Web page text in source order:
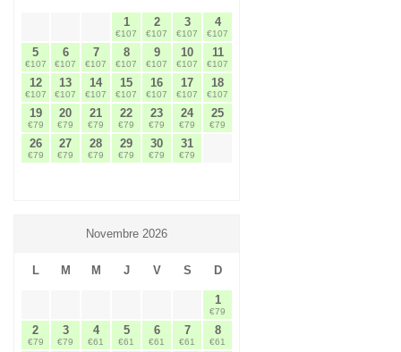
1
€107
2
€107
3
€107
4
€107
5
€107
6
€107
7
€107
8
€107
9
€107
10
€107
11
€107
12
€107
13
€107
14
€107
15
€107
16
€107
17
€107
18
€107
19
€79
20
€79
21
€79
22
€79
23
€79
24
€79
25
€79
26
€79
27
€79
28
€79
29
€79
30
€79
31
€79
Novembre 2026
L M M J V S D
1
€79
2
€79
3
€79
4
€61
5
€61
6
€61
7
€61
8
€61